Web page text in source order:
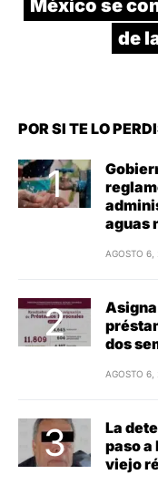
México se
de
POR SI TE LO
aguas
AGOSTO 6,
Asigna
dos
AGOSTO 6,
La
paso a
viejo